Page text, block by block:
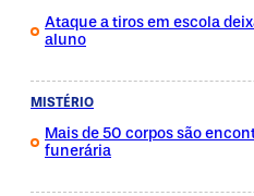
Ataque a tiros em escola
aluno
MISTÉRIO
Mais de 50 corpos são
funerária